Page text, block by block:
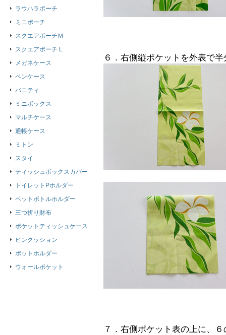
６．右側縦ポケットを外表で
７．右側ポケット表の上に、
ラウハラポーチ
ミニポーチ
スクエアポーチＭ
スクエアポーチ L
メガネケース
ペンケース
バニティ
ミニボックス
マルチケース
通帳ケース
ミトン
スタイ
ティッシュボックスカバー
トイレットPホルダー
ペットボトルホルダー
三つ折り財布
ポケットティッシュケース
ピンクッション
ポットホルダー
ウォールポケット